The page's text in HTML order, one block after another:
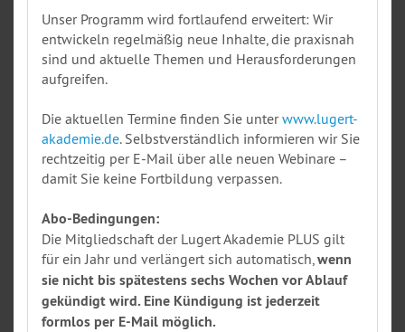
Unser Programm wird fortlaufend erweitert: Wir
entwickeln regelmäßig neue Inhalte, die praxisnah
sind und aktuelle Themen und Herausforderungen
aufgreifen.
Die aktuellen Termine finden Sie unterwww.lugert-
akademie.de. Selbstverständlich informieren wir Sie
rechtzeitig per E-Mail über alle neuen Webinare –
damit Sie keine Fortbildung verpassen.
Abo-Bedingungen:
Die Mitgliedschaft der Lugert Akademie PLUS gilt
für ein Jahr und verlängert sich automatisch, wenn
sie nicht bis spätestens sechs Wochen vor Ablauf
gekündigt wird. Eine Kündigung ist jederzeit
formlos per E-Mail möglich.